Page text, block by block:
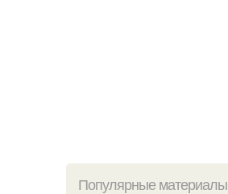
Популярные материалы